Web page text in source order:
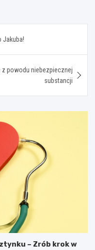
Jakuba!
powodu niebezpiecznej
substancji
– Zrób krok w